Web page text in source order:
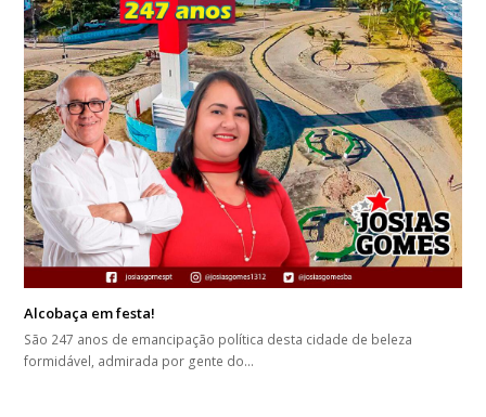
Alcobaça em festa!
São 247 anos de emancipação política desta cidade de beleza
formidável, admirada por gente do…